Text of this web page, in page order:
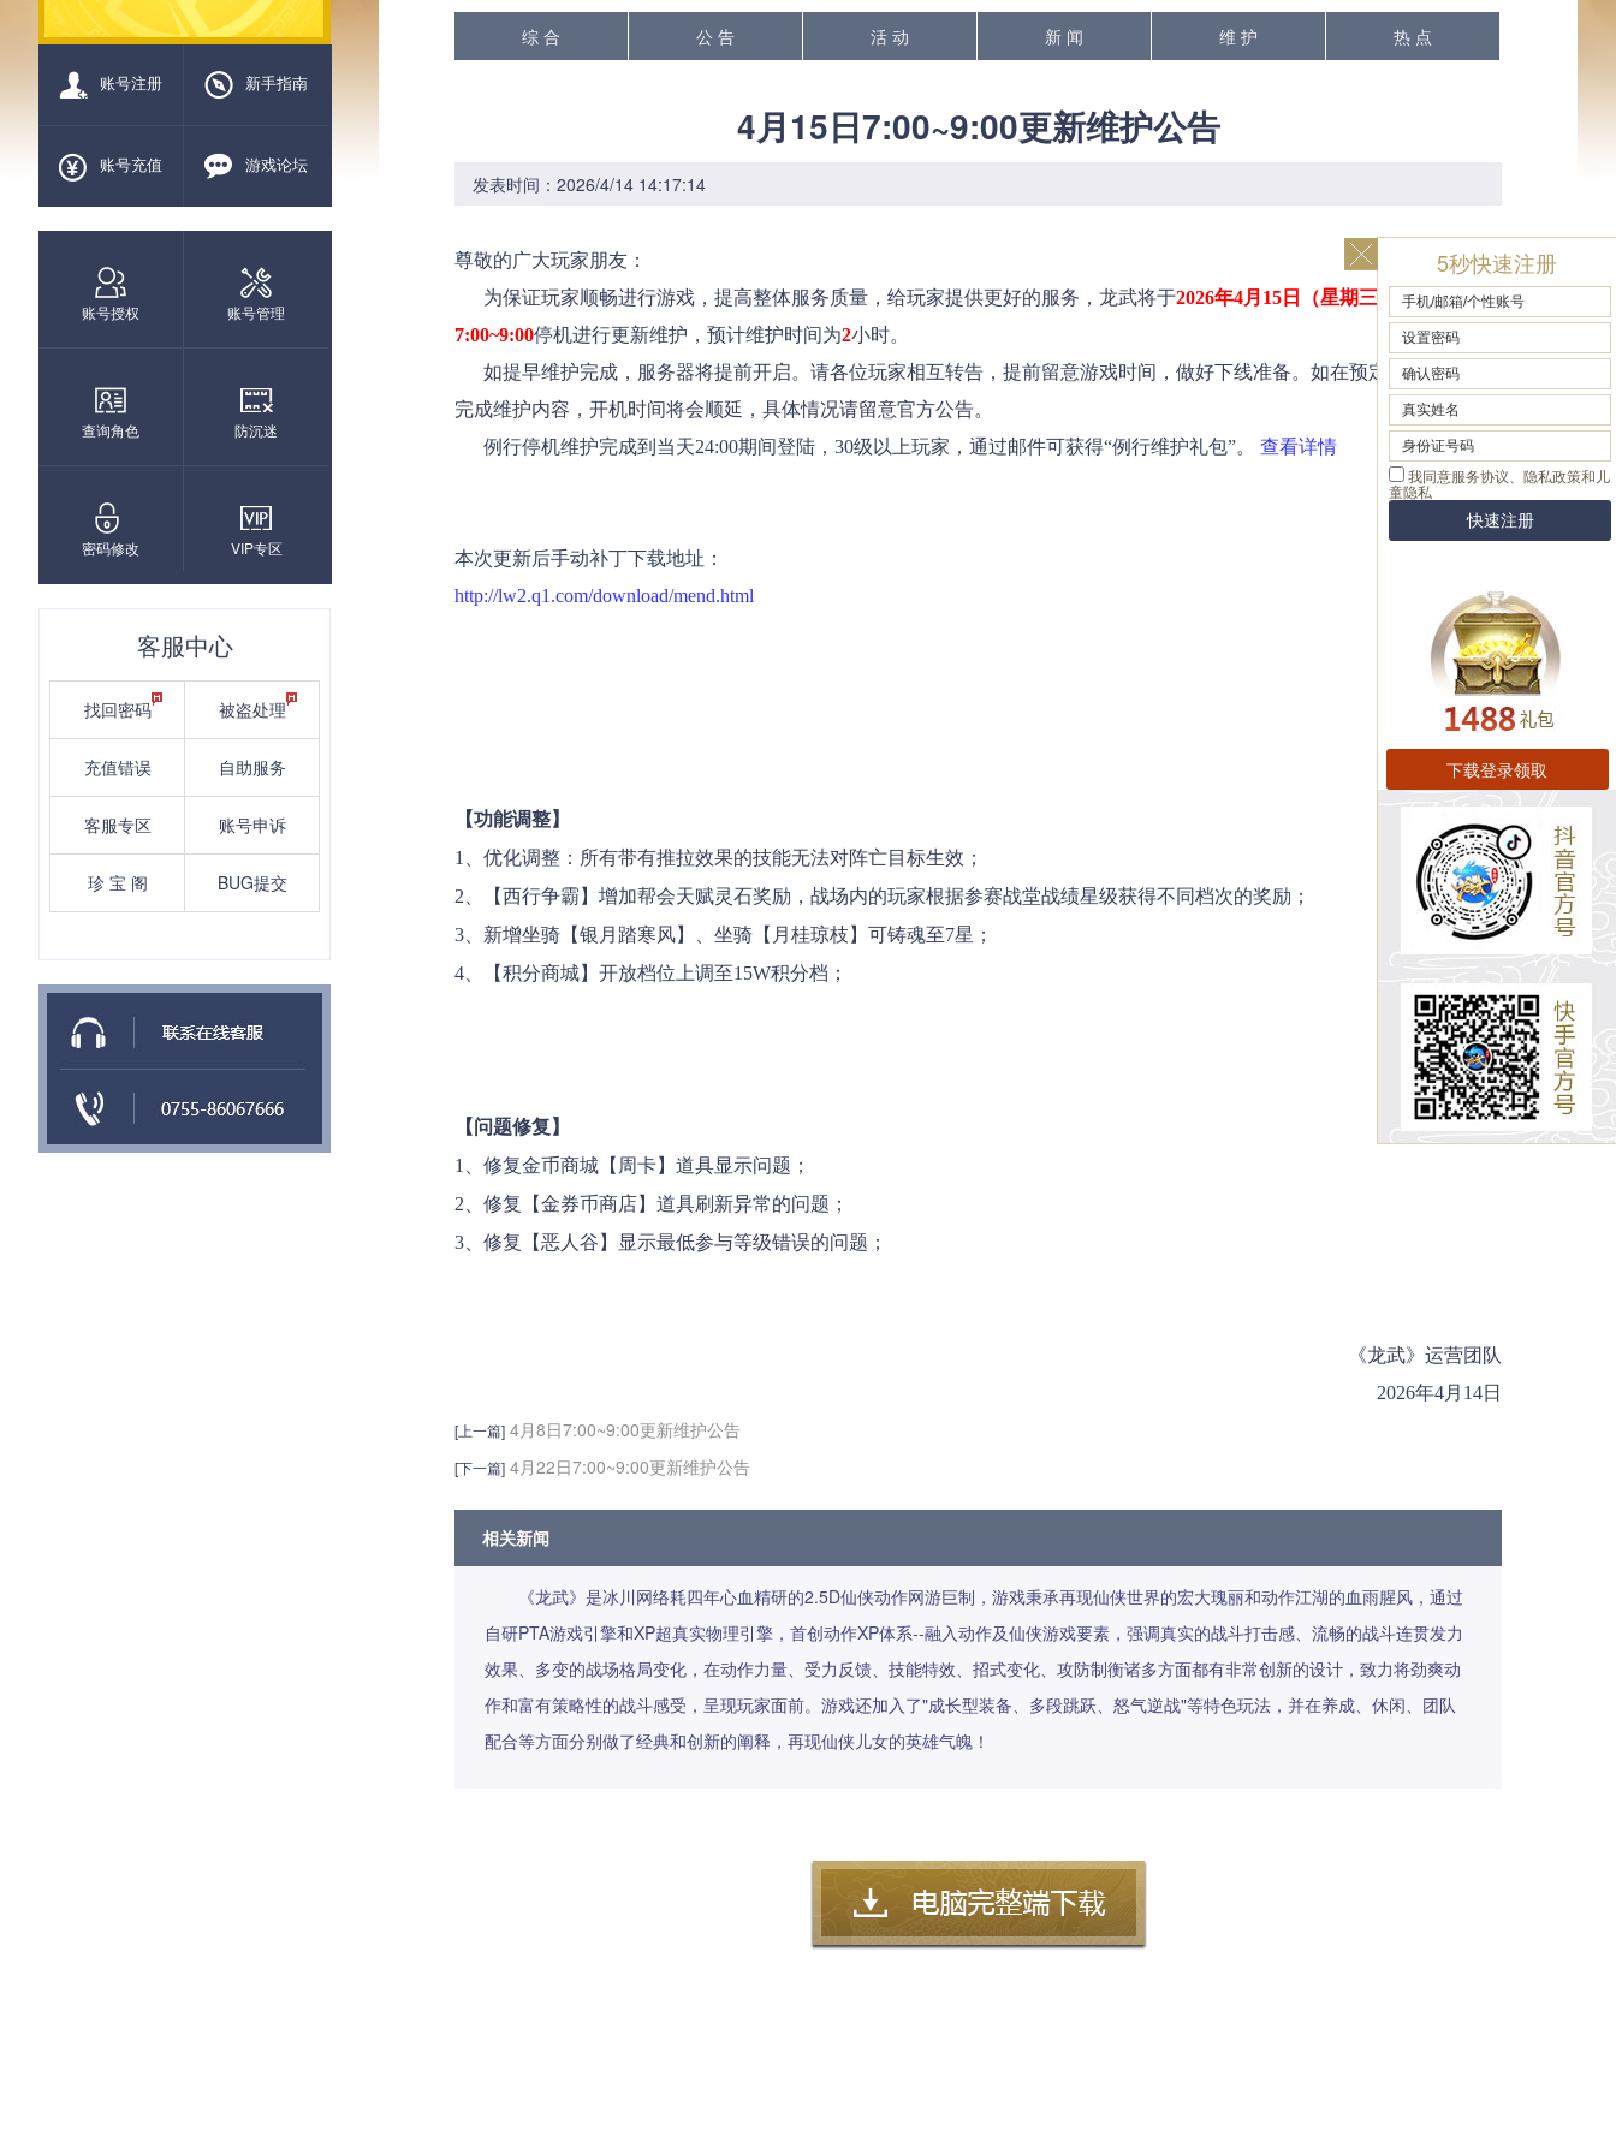
账号注册 新手指南
账号充值 游戏论坛
账号授权 账号管理
查询角色 防沉迷
密码修改 VIP专区
客服中心
找回密码 被盗处理
充值错误 自助服务
客服专区 账号申诉
珍 宝 阁 BUG提交
综 合 公 告 活 动 新 闻 维 护 热 点
4月15日7:00~9:00更新维护公告
发表时间：2026/4/14 14:17:14
尊敬的广大玩家朋友：
为保证玩家顺畅进行游戏，提高整体服务质量，给玩家提供更好的服务，龙武将于2026年4月15日（星期三）上午
7:00~9:00停机进行更新维护，预计维护时间为2小时。
如提早维护完成，服务器将提前开启。请各位玩家相互转告，提前留意游戏时间，做好下线准备。如在预定时间内无法
完成维护内容，开机时间将会顺延，具体情况请留意官方公告。
例行停机维护完成到当天24:00期间登陆，30级以上玩家，通过邮件可获得“例行维护礼包”。 查看详情
本次更新后手动补丁下载地址：
http://lw2.q1.com/download/mend.html
【功能调整】
1、优化调整：所有带有推拉效果的技能无法对阵亡目标生效；
2、【西行争霸】增加帮会天赋灵石奖励，战场内的玩家根据参赛战堂战绩星级获得不同档次的奖励；
3、新增坐骑【银月踏寒风】、坐骑【月桂琼枝】可铸魂至7星；
4、【积分商城】开放档位上调至15W积分档；
【问题修复】
1、修复金币商城【周卡】道具显示问题；
2、修复【金券币商店】道具刷新异常的问题；
3、修复【恶人谷】显示最低参与等级错误的问题；
《龙武》运营团队
2026年4月14日
[上一篇] 4月8日7:00~9:00更新维护公告
[下一篇] 4月22日7:00~9:00更新维护公告
相关新闻
《龙武》是冰川网络耗四年心血精研的2.5D仙侠动作网游巨制，游戏秉承再现仙侠世界的宏大瑰丽和动作江湖的血雨腥风，通过
自研PTA游戏引擎和XP超真实物理引擎，首创动作XP体系--融入动作及仙侠游戏要素，强调真实的战斗打击感、流畅的战斗连贯发力
效果、多变的战场格局变化，在动作力量、受力反馈、技能特效、招式变化、攻防制衡诸多方面都有非常创新的设计，致力将劲爽动
作和富有策略性的战斗感受，呈现玩家面前。游戏还加入了"成长型装备、多段跳跃、怒气逆战"等特色玩法，并在养成、休闲、团队
配合等方面分别做了经典和创新的阐释，再现仙侠儿女的英雄气魄！
5秒快速注册
下载登录领取